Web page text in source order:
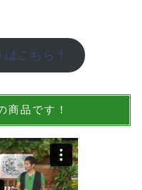
こちら！
商品です！